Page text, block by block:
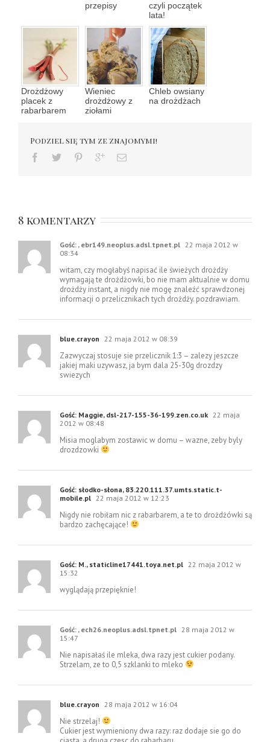
przepisy
czyli początek
lata!
Drożdżowy
placek z
rabarbarem
Wieniec
drożdżowy z
ziołami
Chleb owsiany
na drożdżach
Podziel się tym ze znajomymi!
8 komentarzy
Gość: , ebr149.neoplus.adsl.tpnet.pl 22 maja 2012 w
08:34
witam, czy mogłabyś napisać ile świeżych drożdży
wymagają te drożdżowki, bo nie mam aktualnie w domu
drożdży instant, a nigdy nie mogę znaleźć sprawdzonej
informacji o przelicznikach tych drożdży. pozdrawiam.
blue.crayon 22 maja 2012 w 08:39
Zazwyczaj stosuje sie przelicznik 1:3 – zalezy jeszcze
jakiej maki uzywasz, ja bym dala 25-30g drozdzy
swiezych
Gość: Maggie, dsl-217-155-36-199.zen.co.uk 22 maja
2012 w 08:48
Misia moglabym zostawic w domu – wazne, zeby byly
drozdzowki
Gość: słodko-słona, 83.220.111.37.umts.static.t-
mobile.pl 22 maja 2012 w 12:23
Nigdy nie robiłam nic z rabarbarem, a te to drożdżówki są
bardzo zachęcające!
Gość: M., staticline17441.toya.net.pl 22 maja 2012 w
15:32
wyglądają przepięknie!
Gość: , ech26.neoplus.adsl.tpnet.pl 28 maja 2012 w
15:47
Nie napisałaś ile mleka, dwa razy jest cukier podany.
Strzelam, ze to 0,5 szklanki to mleko
blue.crayon 28 maja 2012 w 16:04
Nie strzelaj!
Cukier jest wymieniony dwa razy: raz dodaje sie go do